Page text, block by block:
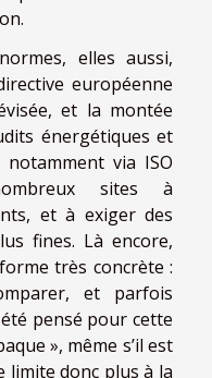
elles aussi,
européenne
et la montée
énergétiques et
notamment via ISO
sites à
et à exiger des
fines. Là encore,
très concrète :
et parfois
pensé pour cette
», même s’il est
limite donc plus à la